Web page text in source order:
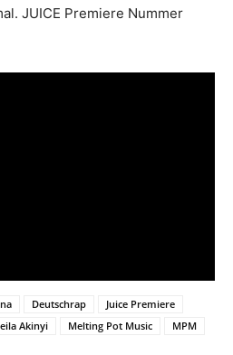
JUICE Premiere Nummer
Deutschrap
Juice Premiere
Akinyi Melting Pot Music
MPM